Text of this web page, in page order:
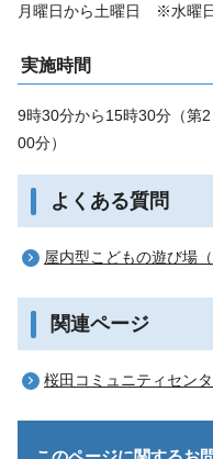
月曜日から土曜日 ※水曜
実施時間
9時30分から15時30分（第
00分）
よくある質問
屋内型こどもの遊び場
関連ページ
桜田コミュニティセン